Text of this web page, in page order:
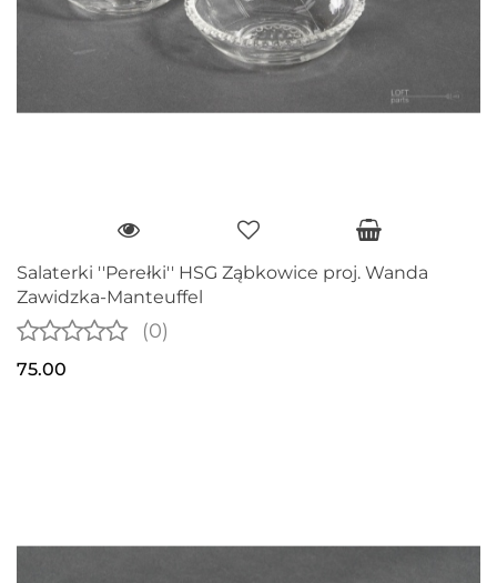
Salaterki ''Perełki'' HSG Ząbkowice proj. Wanda
Zawidzka-Manteuffel
(0)
75.00